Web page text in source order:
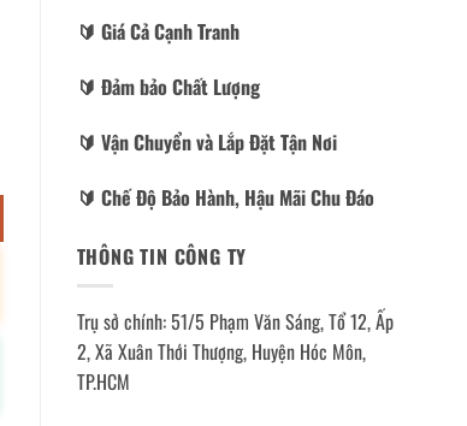
🔰️ Giá Cả Cạnh Tranh
🔰️ Đảm bảo Chất Lượng
🔰️ Vận Chuyển và Lắp Đặt Tận Nơi
🔰️ Chế Độ Bảo Hành, Hậu Mãi Chu Đáo
THÔNG TIN CÔNG TY
Trụ sở chính: 51/5 Phạm Văn Sáng, Tổ 12, Ấp
2, Xã Xuân Thới Thượng, Huyện Hóc Môn,
TP.HCM